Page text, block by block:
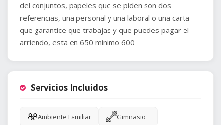
del conjuntos, papeles que se piden son dos
referencias, una personal y una laboral o una carta
que garantice que trabajas y que puedes pagar el
arriendo, esta en 650 mínimo 600
Servicios Incluidos
Ambiente Familiar Gimnasio